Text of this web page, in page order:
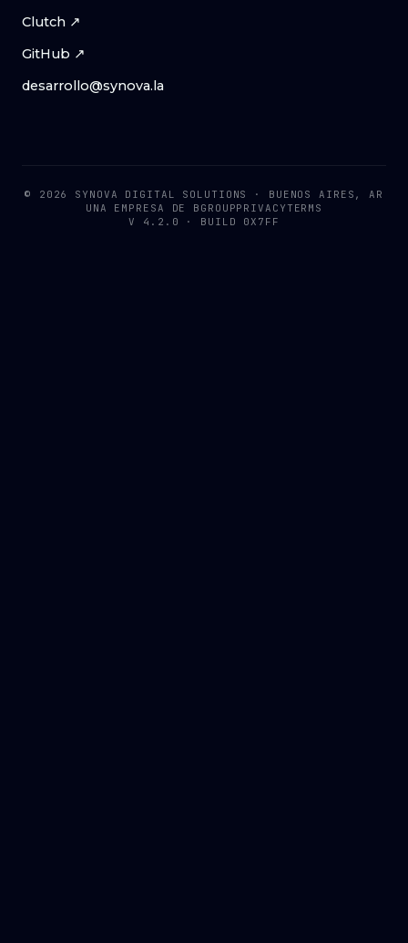
Clutch ↗
GitHub ↗
desarrollo@synova.la
© 2026 SYNOVA DIGITAL SOLUTIONS · BUENOS AIRES, AR
UNA EMPRESA DE
BGROUPPRIVACY TERMS
V 4.2.0 · BUILD 0X7FF